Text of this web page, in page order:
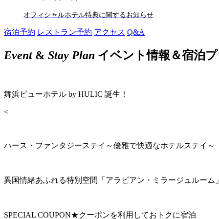
オフィシャルホテル特典に関するお知らせ
宿泊予約 レストラン予約 アクセス Q&A
Event& Stay Plan イベント情報＆宿泊
舞浜ビューホテル by HULIC 誕生！
<
ハース・ファンタジーステイ～優雅で快適なホテルステイ～
異国情緒あふれる特別空間「アラビアン・ミラージュルーム
SPECIAL COUPON★クーポンを利用しておトクに宿泊